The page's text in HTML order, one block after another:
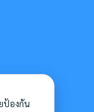
ป้องกัน